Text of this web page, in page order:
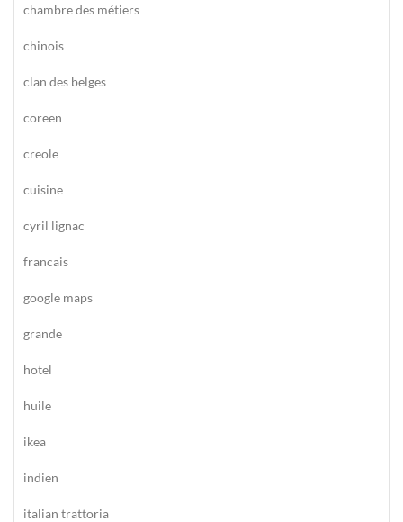
chambre des métiers
chinois
clan des belges
coreen
creole
cuisine
cyril lignac
francais
google maps
grande
hotel
huile
ikea
indien
italian trattoria